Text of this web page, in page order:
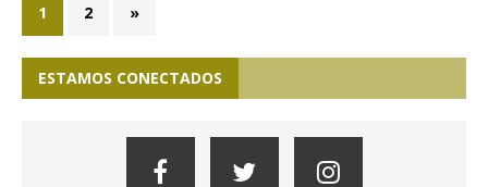
1 2 »
ESTAMOS CONECTADOS